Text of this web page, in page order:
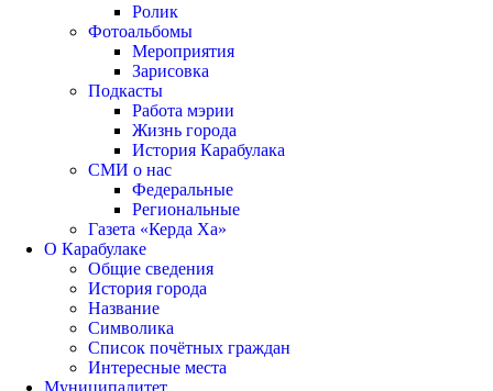
Ролик
Фотоальбомы
Мероприятия
Зарисовка
Подкасты
Работа мэрии
Жизнь города
История Карабулака
СМИ о нас
Федеральные
Региональные
Газета «Керда Ха»
О Карабулаке
Общие сведения
История города
Название
Символика
Список почётных граждан
Интересные места
Муниципалитет